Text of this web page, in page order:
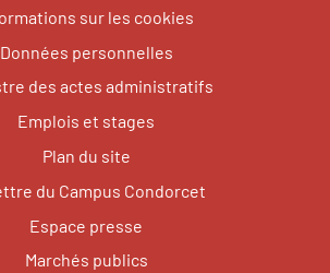
sur les cookies
Données personnelles
des actes administratifs
Emplois et stages
Plan du site
du Campus Condorcet
Espace presse
Marchés publics